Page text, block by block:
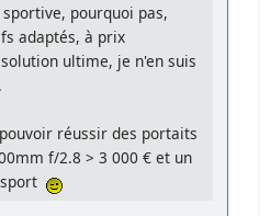
pourquoi pas,
adaptés, à prix
ultime, je n'en suis
réussir des portaits
f/2.8 > 3 000 € et un
sport